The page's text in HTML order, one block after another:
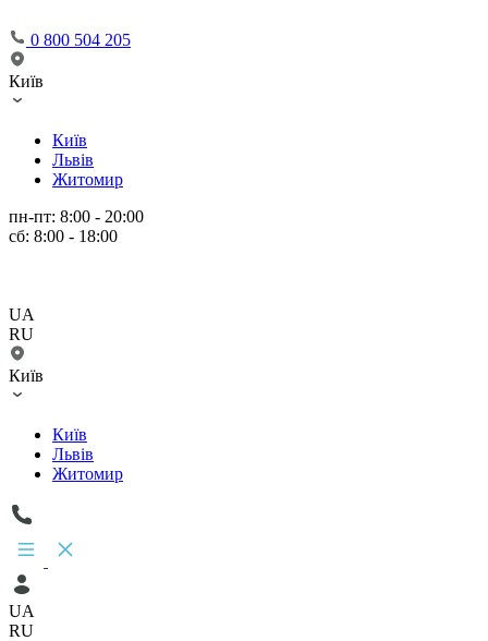
0 800 504 205
Київ
Київ
Львів
Житомир
пн-пт: 8:00 - 20:00
сб: 8:00 - 18:00
UA
RU
Київ
Київ
Львів
Житомир
UA
RU